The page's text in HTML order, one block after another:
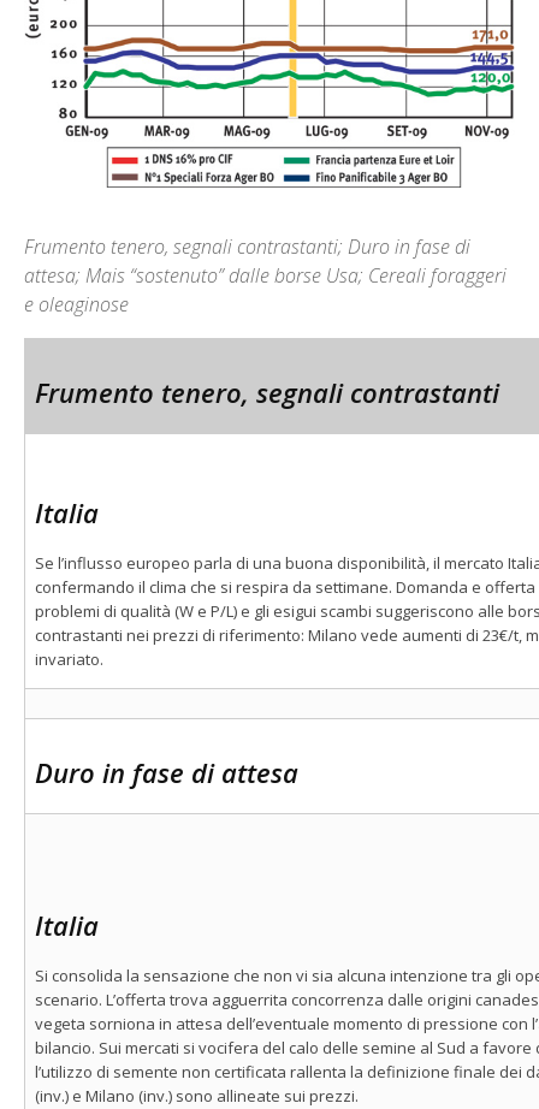
Frumento tenero, segnali contrastanti; Duro in fase di
attesa; Mais “sostenuto” dalle borse Usa; Cereali foraggeri
e oleaginose
Frumento tenero, segnali contrastanti
Italia
Se l’influsso europeo parla di una buona disponibilità, il mercato
confermando il clima che si respira da settimane. Domanda e
problemi di qualità (W e P/L) e gli esigui scambi suggeriscono alle
contrastanti nei prezzi di riferimento: Milano vede aumenti di 23€/t,
invariato.
Duro in fase di attesa
Italia
Si consolida la sensazione che non vi sia alcuna intenzione tra gli
scenario. L’offerta trova agguerrita concorrenza dalle origini
vegeta sorniona in attesa dell’eventuale momento di pressione con
bilancio. Sui mercati si vocifera del calo delle semine al Sud a favore
l’utilizzo di semente non certificata rallenta la definizione finale dei
(inv.) e Milano (inv.) sono allineate sui prezzi.